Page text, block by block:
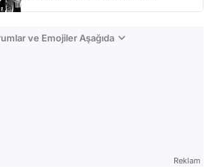
ve Emojiler Aşağıda
Reklam